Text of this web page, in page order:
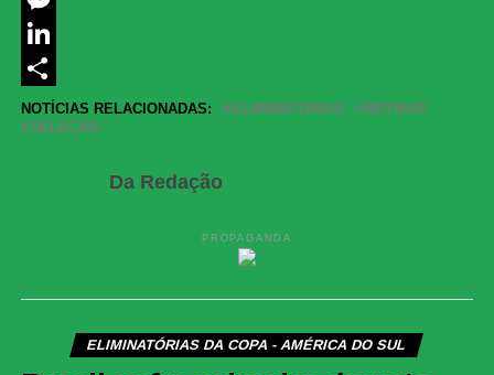
Messenger
LinkedIn
Share
NOTÍCIAS RELACIONADAS: ELIMINATORIAS
NEYMAR
SELEÇÃO
Da Redação
PROPAGANDA
ELIMINATÓRIAS DA COPA - AMÉRICA DO SUL